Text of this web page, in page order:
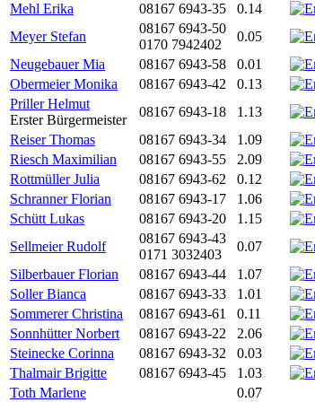
Mehl Erika
08167 6943-35 0.14
Meyer Stefan
08167 6943-50
0170 7942402
0.05
Neugebauer Mia
08167 6943-58 0.01
Obermeier Monika
08167 6943-42 0.13
Priller Helmut
Erster Bürgermeister
08167 6943-18 1.13
Reiser Thomas
08167 6943-34 1.09
Riesch Maximilian
08167 6943-55 2.09
Rottmüller Julia
08167 6943-62 0.12
Schranner Florian
08167 6943-17 1.06
Schütt Lukas
08167 6943-20 1.15
Sellmeier Rudolf
08167 6943-43
0171 3032403
0.07
Silberbauer Florian
08167 6943-44 1.07
Soller Bianca
08167 6943-33 1.01
Sommerer Christina
08167 6943-61 0.11
Sonnhütter Norbert
08167 6943-22 2.06
Steinecke Corinna
08167 6943-32 0.03
Thalmair Brigitte
08167 6943-45 1.03
Toth Marlene
0.07